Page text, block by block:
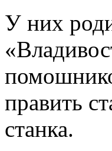
У них
править
станка.